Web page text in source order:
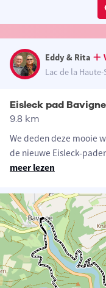
Eddy & Rita
Lac de la
Eisleck pad Bavigne
9.8 km
We deden deze mooie
de nieuwe Eisleck-
meer lezen